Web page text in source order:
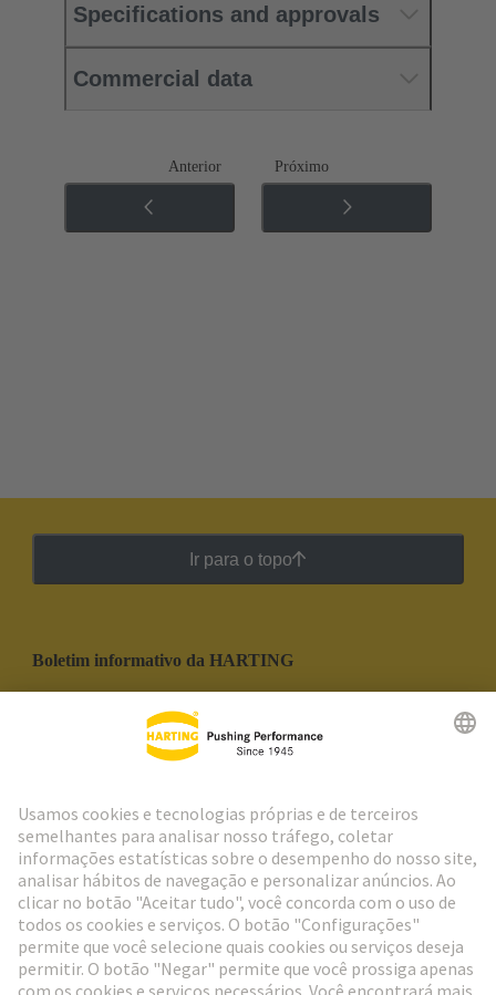
Specifications and approvals
Commercial data
Anterior Próximo
Ir para o topo
Boletim informativo da HARTING
Social Media